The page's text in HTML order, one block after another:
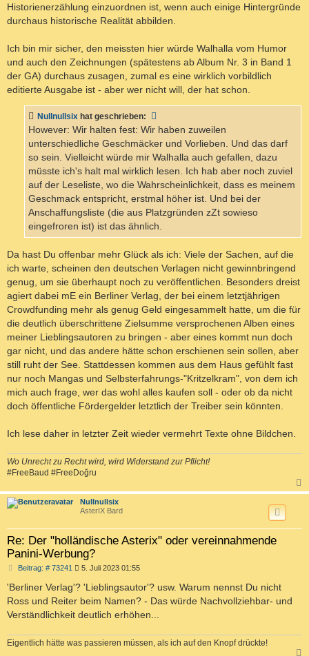
Historienerzählung einzuordnen ist, wenn auch einige Hintergründe
durchaus historische Realität abbilden.
Ich bin mir sicher, den meissten hier würde Walhalla vom Humor
und auch den Zeichnungen (spätestens ab Album Nr. 3 in Band 1
der GA) durchaus zusagen, zumal es eine wirklich vorbildlich
editierte Ausgabe ist - aber wer nicht will, der hat schon.
Nullnullsix hat geschrieben:
However: Wir halten fest: Wir haben zuweilen
unterschiedliche Geschmäcker und Vorlieben. Und das darf
so sein. Vielleicht würde mir Walhalla auch gefallen, dazu
müsste ich's halt mal wirklich lesen. Ich hab aber noch zuviel
auf der Leseliste, wo die Wahrscheinlichkeit, dass es meinem
Geschmack entspricht, erstmal höher ist. Und bei der
Anschaffungsliste (die aus Platzgründen zZt sowieso
eingefroren ist) ist das ähnlich.
Da hast Du offenbar mehr Glück als ich: Viele der Sachen, auf die
ich warte, scheinen den deutschen Verlagen nicht gewinnbringend
genug, um sie überhaupt noch zu veröffentlichen. Besonders dreist
agiert dabei mE ein Berliner Verlag, der bei einem letztjährigen
Crowdfunding mehr als genug Geld eingesammelt hatte, um die für
die deutlich überschrittene Zielsumme versprochenen Alben eines
meiner Lieblingsautoren zu bringen - aber eines kommt nun doch
gar nicht, und das andere hätte schon erschienen sein sollen, aber
still ruht der See. Stattdessen kommen aus dem Haus gefühlt fast
nur noch Mangas und Selbsterfahrungs-"Kritzelkram", von dem ich
mich auch frage, wer das wohl alles kaufen soll - oder ob da nicht
doch öffentliche Fördergelder letztlich der Treiber sein könnten.
Ich lese daher in letzter Zeit wieder vermehrt Texte ohne Bildchen.
Wo Unrecht zu Recht wird, wird Widerstand zur Pflicht!
#FreeBaud #FreeDoğru
a
Nullnullsix
AsterIX Bard
Re: Der "holländische Asterix" oder vereinnahmende
Panini-Werbung?
Beitrag: # 73241 B
i
t
r
a
g
5. Juli 2023 01:55
'Berliner Verlag'? 'Lieblingsautor'? usw. Warum nennst Du nicht
Ross und Reiter beim Namen? - Das würde Nachvollziehbar- und
Verständlichkeit deutlich erhöhen...
Eigentlich hätte was passieren müssen, als ich auf den Knopf drückte!